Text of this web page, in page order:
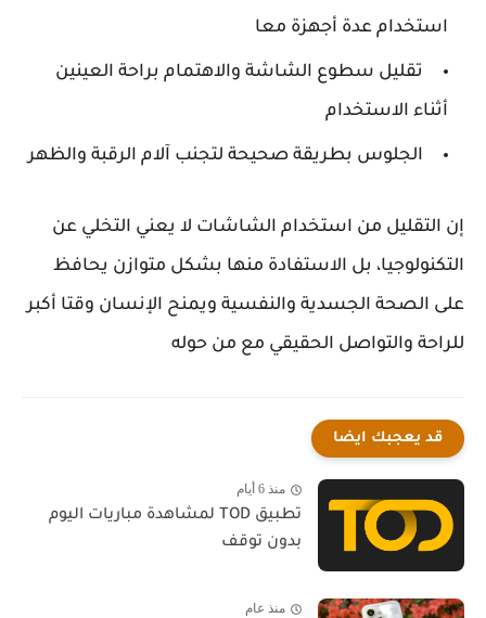
استخدام عدة أجهزة معا
تقليل سطوع الشاشة والاهتمام براحة العينين
أثناء الاستخدام
الجلوس بطريقة صحيحة لتجنب آلام الرقبة والظهر
إن التقليل من استخدام الشاشات لا يعني التخلي عن
التكنولوجيا، بل الاستفادة منها بشكل متوازن يحافظ
على الصحة الجسدية والنفسية ويمنح الإنسان وقتا أكبر
للراحة والتواصل الحقيقي مع من حوله
قد يعجبك ايضا
منذ 6 أيام
تطبيق TOD لمشاهدة مباريات اليوم
بدون توقف
منذ عام